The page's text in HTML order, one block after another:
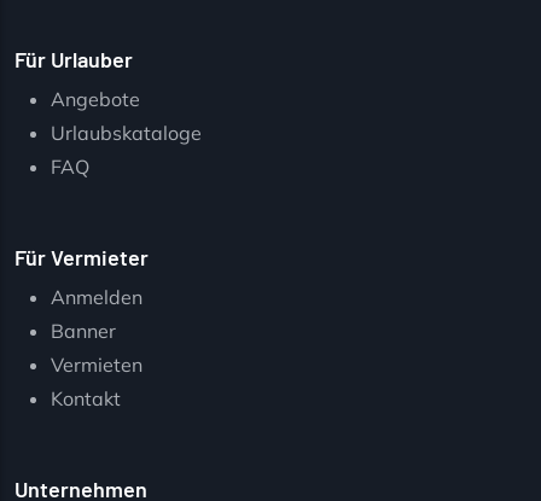
Für Urlauber
Angebote
Urlaubskataloge
FAQ
Für Vermieter
Anmelden
Banner
Vermieten
Kontakt
Unternehmen